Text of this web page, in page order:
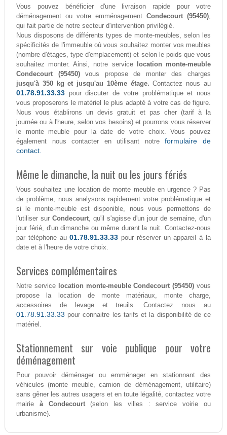
Vous pouvez bénéficier d'une livraison rapide pour votre
déménagement ou votre emménagementCondecourt (95450),
qui fait partie de notre secteur d'intervention privilégié.
Nous disposons de différents types de monte-meubles, selon les
spécificités de l'immeuble où vous souhaitez monter vos meubles
(nombre d'étages, type d'emplacement) et selon le poids que vous
souhaitez monter. Ainsi, notre service
location monte-meuble
Condecourt (95450)vous propose de monter des charges
jusqu'à 350 kg et jusqu'au 10ème étage. Contactez nous au
01.78.91.33.33pour discuter de votre problématique et nous
vous proposerons le matériel le plus adapté à votre cas de figure.
Nous vous établirons un devis gratuit et pas cher (tarif à la
journée ou à l'heure, selon vos besoins) et pourrons vous réserver
le monte meuble pour la date de votre choix. Vous pouvez
également nous contacter en utilisant notreformulaire de
contact.
Même le dimanche, la nuit ou les jours fériés
Vous souhaitez une location de monte meuble en urgence ? Pas
de problème, nous analysons rapidement votre problématique et
si le monte-meuble est disponible, nous vous permettons de
l'utiliser sur Condecourt, qu'il s'agisse d'un jour de semaine, d'un
jour férié, d'un dimanche ou même durant la nuit. Contactez-nous
par téléphone au01.78.91.33.33 pour réserver un appareil à la
date et à l'heure de votre choix.
Services complémentaires
Notre service location monte-meuble Condecourt (95450) vous
propose la location de monte matériaux, monte charge,
accessoires de levage et treuils. Contactez nous au
01.78.91.33.33 pour connaitre les tarifs et la disponibilité de ce
matériel.
Stationnement sur voie publique pour votre
déménagement
Pour pouvoir déménager ou emménager en stationnant des
véhicules (monte meuble, camion de déménagement, utilitaire)
sans gêner les autres usagers et en toute légalité, contactez votre
mairie à Condecourt(selon les villes : service voirie ou
urbanisme).